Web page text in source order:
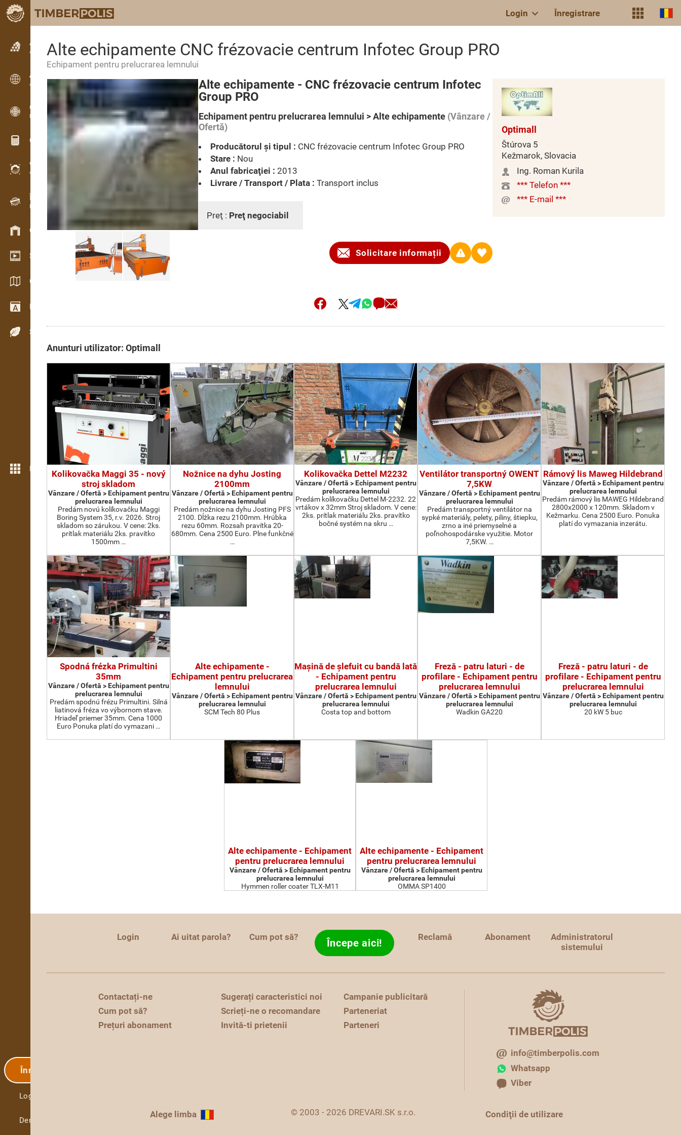
Login Înregistrare
Anunțuri
Anunturi text
Anunțuri
Anunțuri internaționale
OPTI-TIMB
Modele de debitare
Calculatoare lemn
WoodProfi
Volum de lemn cu IA
Înregistrator de date
Inventarul lemnului pe teren
Gestionarea stocurilor
Showroom video
Cataloage / Broșuri
Dicţionar
Specii de lemn
Mai multe opțiuni
Înregistrare
Login
Demo
Alte echipamente CNC frézovacie centrum Infotec Group PRO
Echipament pentru prelucrarea lemnului
Alte echipamente - CNC frézovacie centrum Infotec
Group PRO
Echipament pentru prelucrarea lemnului > Alte echipamente (Vânzare /
Ofertă)
Producătorul şi tipul : CNC frézovacie centrum Infotec Group PRO
Stare : Nou
Anul fabricaţiei : 2013
Livrare / Transport / Plata : Transport inclus
Preţ : Preţ negociabil
Solicitare informații
Optimall
Štúrova 5
Kežmarok, Slovacia
Ing. Roman Kurila
*** Telefon ***
*** E-mail ***
Anunturi utilizator: Optimall
Kolikovačka Maggi 35 - nový
stroj skladom
Vânzare / Ofertă > Echipament pentru
prelucrarea lemnului
Predám novú kolíkovačku Maggi
Boring System 35, r.v. 2026. Stroj
skladom so zárukou. V cene: 2ks.
prítlak materiálu 2ks. pravítko
1500mm …
Nožnice na dyhu Josting
2100mm
Vânzare / Ofertă > Echipament pentru
prelucrarea lemnului
Predám nožnice na dyhu Josting PFS
2100. Dĺžka rezu 2100mm. Hrúbka
rezu 60mm. Rozsah pravítka 20-
680mm. Cena 2500 Euro. Plne funkčné
…
Kolikovačka Dettel M2232
Vânzare / Ofertă > Echipament pentru
prelucrarea lemnului
Predám kolíkovačku Dettel M-2232. 22
vrtákov x 32mm Stroj skladom. V cene:
2ks. prítlak materiálu 2ks. pravítko
bočné systém na skru …
Ventilátor transportný OWENT
7,5KW
Vânzare / Ofertă > Echipament pentru
prelucrarea lemnului
Predám transportný ventilátor na
sypké materiály, pelety, piliny, štiepku,
zrno a iné priemyselné a
poľnohospodárske využitie. Motor
7,5KW. …
Rámový lis Maweg Hildebrand
Vânzare / Ofertă > Echipament pentru
prelucrarea lemnului
Predám rámový lis MAWEG Hildebrand
2800x2000 x 120mm. Skladom v
Kežmarku. Cena 2500 Euro. Ponuka
platí do vymazania inzerátu.
Spodná frézka Primultini
35mm
Vânzare / Ofertă > Echipament pentru
prelucrarea lemnului
Predám spodnú frézu Primultini. Silná
liatinová fréza vo výbornom stave.
Hriadeľ priemer 35mm. Cena 1000
Euro Ponuka platí do vymazani …
Alte echipamente -
Echipament pentru prelucrarea
lemnului
Vânzare / Ofertă > Echipament pentru
prelucrarea lemnului
SCM Tech 80 Plus
Maşină de şlefuit cu bandă lată
- Echipament pentru
prelucrarea lemnului
Vânzare / Ofertă > Echipament pentru
prelucrarea lemnului
Costa top and bottom
Freză - patru laturi - de
profilare - Echipament pentru
prelucrarea lemnului
Vânzare / Ofertă > Echipament pentru
prelucrarea lemnului
Wadkin GA220
Freză - patru laturi - de
profilare - Echipament pentru
prelucrarea lemnului
Vânzare / Ofertă > Echipament pentru
prelucrarea lemnului
20 kW 5 buc
Alte echipamente - Echipament
pentru prelucrarea lemnului
Vânzare / Ofertă > Echipament pentru
prelucrarea lemnului
Hymmen roller coater TLX-M11
Alte echipamente - Echipament
pentru prelucrarea lemnului
Vânzare / Ofertă > Echipament pentru
prelucrarea lemnului
OMMA SP1400
Login Ai uitat parola? Cum pot să? Începe aici! Reclamă Abonament
Administratorul
sistemului
Contactați-ne
Cum pot să?
Prețuri abonament
Sugerați caracteristici noi
Scrieți-ne o recomandare
Invită-ti prietenii
Campanie publicitară
Parteneriat
Parteneri
info@timberpolis.com
Whatsapp
Viber
Alege limba © 2003 - 2026 DREVARI.SK s.r.o. Condiţii de utilizare